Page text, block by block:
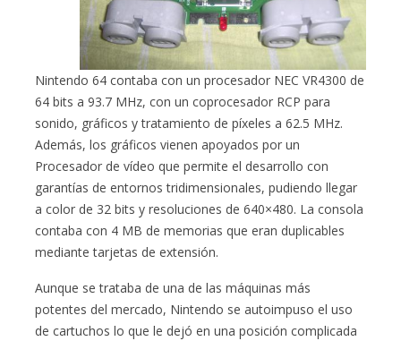
Nintendo 64 contaba con un procesador NEC VR4300 de
64 bits a 93.7 MHz, con un coprocesador RCP para
sonido, gráficos y tratamiento de píxeles a 62.5 MHz.
Además, los gráficos vienen apoyados por un
Procesador de vídeo que permite el desarrollo con
garantías de entornos tridimensionales, pudiendo llegar
a color de 32 bits y resoluciones de 640×480. La consola
contaba con 4 MB de memorias que eran duplicables
mediante tarjetas de extensión.
Aunque se trataba de una de las máquinas más
potentes del mercado, Nintendo se autoimpuso el uso
de cartuchos lo que le dejó en una posición complicada